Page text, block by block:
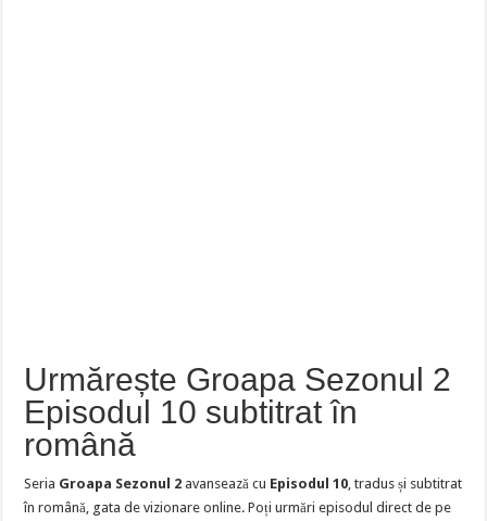
Urmărește Groapa Sezonul 2
Episodul 10 subtitrat în
română
Seria Groapa Sezonul 2 avansează cu Episodul 10, tradus și subtitrat
în română, gata de vizionare online. Poți urmări episodul direct de pe